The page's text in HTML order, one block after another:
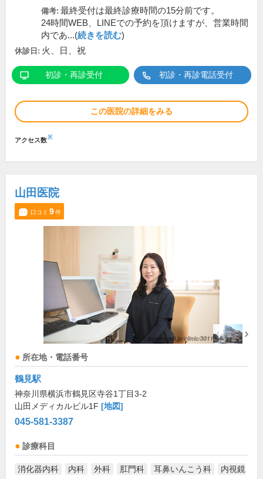
備考: 最終受付は最終診療時間の15分前です。
24時間WEB、LINEでの予約を頂けますが、営業時間
内であ...(続きを読む)
休診日: 火、日、祝
初診・再診受付 初診・再診電話受付
この医院の詳細をみる
アクセス数※
山田医院
口コミ 9件
所在地・電話番号
鶴見駅
神奈川県横浜市鶴見区寺谷1丁目3-2
山田メディカルビル1F [地図]
045-581-3387
診療科目
消化器内科 内科 外科 肛門科 耳鼻いんこう科
内視鏡